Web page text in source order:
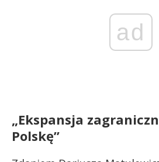
ad
„Ekspansja
Polskę”